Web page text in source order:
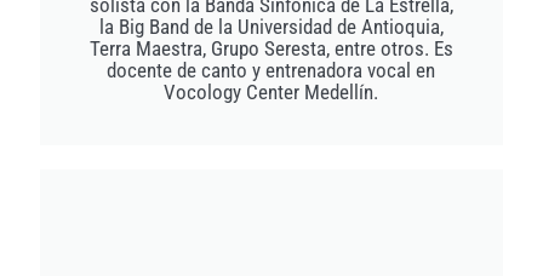
solista con la Banda Sinfónica de La Estrella,
la Big Band de la Universidad de Antioquia,
Terra Maestra, Grupo Seresta, entre otros. Es
docente de canto y entrenadora vocal en
Vocology Center Medellín.